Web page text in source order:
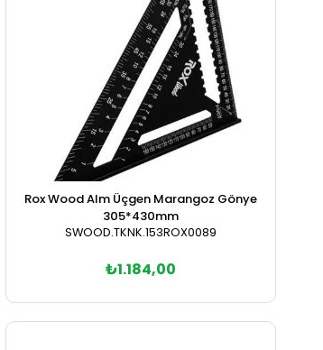
Rox Wood Alm Üçgen Marangoz Gönye
305*430mm
SWOOD.TKNK.153ROX0089
₺1.184,00
Sepete Ekle